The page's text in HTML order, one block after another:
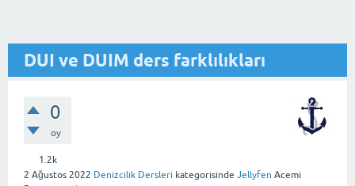
DUI ve DUIM ders farklılıkları
0
oy
1.2k
2 Ağustos 2022 Denizcilik Dersleri kategorisinde Jellyfen Acemi